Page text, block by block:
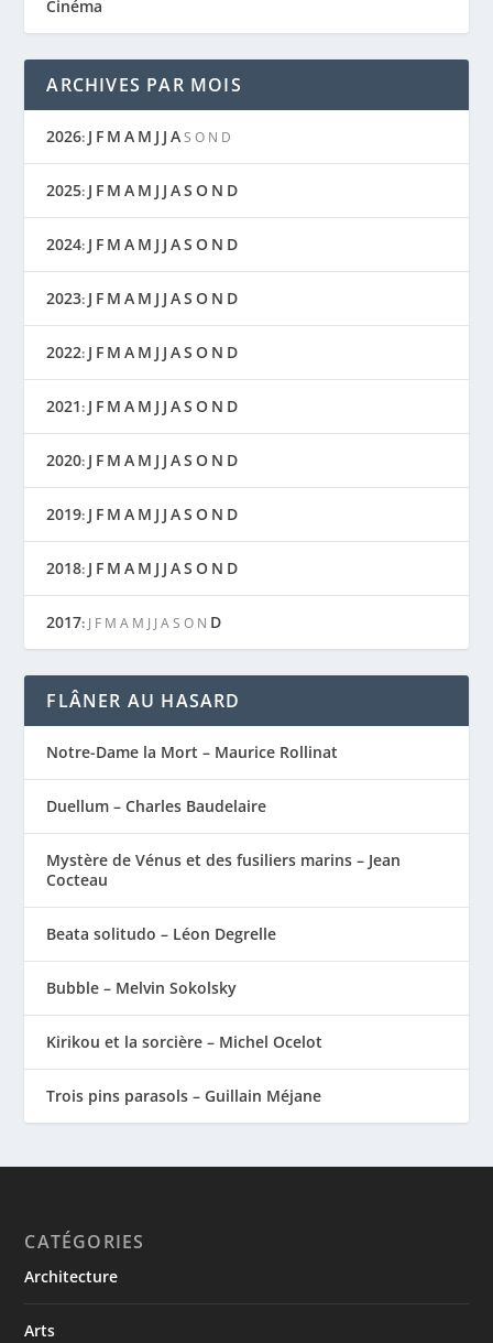
Cinéma
ARCHIVES PAR MOIS
2026: J F M A M J J A S O N D
2025: J F M A M J J AS O N D
2024: J F M A M J J AS O N D
2023: J F M A M J J AS O N D
2022: J F M A M J J AS O N D
2021: J F M A M J J AS O N D
2020: J F M A M J J AS O N D
2019: J F M A M J J AS O N D
2018: J F M A M J J AS O N D
2017: J F M A M J J A S O N D
FLÂNER AU HASARD
Notre-Dame la Mort – Maurice Rollinat
Duellum – Charles Baudelaire
Mystère de Vénus et des fusiliers marins – Jean
Cocteau
Beata solitudo – Léon Degrelle
Bubble – Melvin Sokolsky
Kirikou et la sorcière – Michel Ocelot
Trois pins parasols – Guillain Méjane
CATÉGORIES
Architecture
Arts